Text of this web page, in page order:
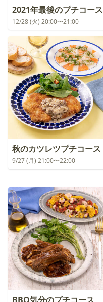
2021年最後のプチコース
12/28 (火) 20:00〜21:00
秋のカツレツプチコース
9/27 (月) 21:00〜22:00